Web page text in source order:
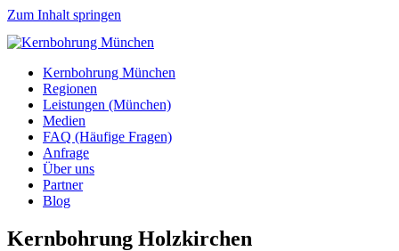
Zum Inhalt springen
Kernbohrung München
Regionen
Leistungen (München)
Medien
FAQ (Häufige Fragen)
Anfrage
Über uns
Partner
Blog
Kernbohrung Holzkirchen